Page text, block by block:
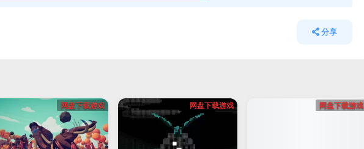
分享
网盘下载游戏 网盘下载游戏 网盘下载游戏